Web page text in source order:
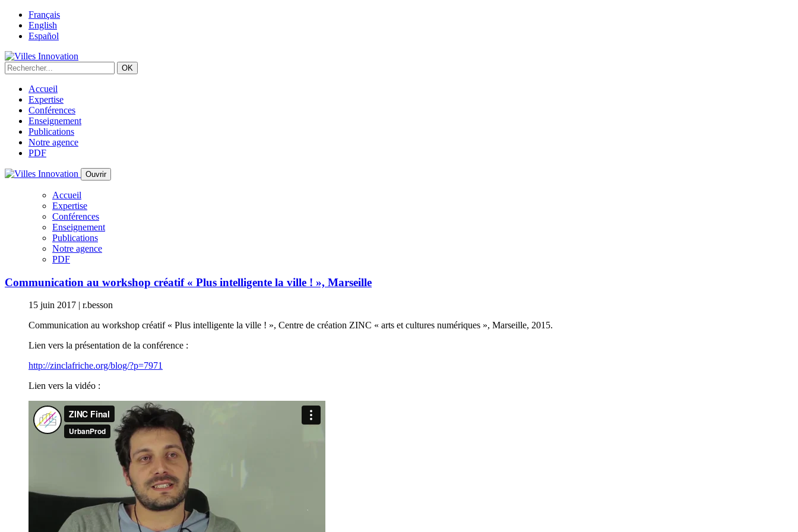
Français
English
Español
Accueil
Expertise
Conférences
Enseignement
Publications
Notre agence
PDF
Ouvrir
Accueil
Expertise
Conférences
Enseignement
Publications
Notre agence
PDF
Communication au workshop créatif « Plus intelligente la ville ! », Marseille
15 juin 2017 | r.besson
Communication au workshop créatif « Plus intelligente la ville ! », Centre de création ZINC « arts et cultures numériques », Marseille, 2015.
Lien vers la présentation de la conférence :
http://zinclafriche.org/blog/?p=7971
Lien vers la vidéo :